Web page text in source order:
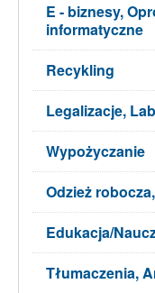
E - biznesy, Oprogramowanie, Usługi
informatyczne
Recykling
Legalizacje,
Wypożyczanie
Odzież
Edukacja/
Tłumaczenia,